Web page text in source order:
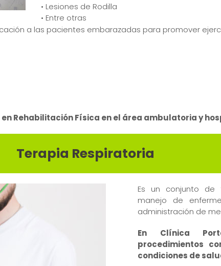
• Lesiones de Rodilla
• Entre otras
a las pacientes embarazadas para promover
Rehabilitación Física en el área ambulatoria y
Terapia Respiratoria
Es un conjunto de
manejo de
administración de
En Clínica
procedimientos
condiciones de